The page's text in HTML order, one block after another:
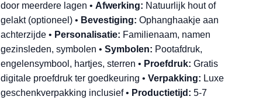
door meerdere lagen • Afwerking: Natuurlijk hout of
gelakt (optioneel) • Bevestiging: Ophanghaakje aan
achterzijde • Personalisatie: Familienaam, namen
gezinsleden, symbolen • Symbolen: Pootafdruk,
engelensymbool, hartjes, sterren • Proefdruk: Gratis
digitale proefdruk ter goedkeuring • Verpakking: Luxe
geschenkverpakking inclusief • Productietijd: 5-7